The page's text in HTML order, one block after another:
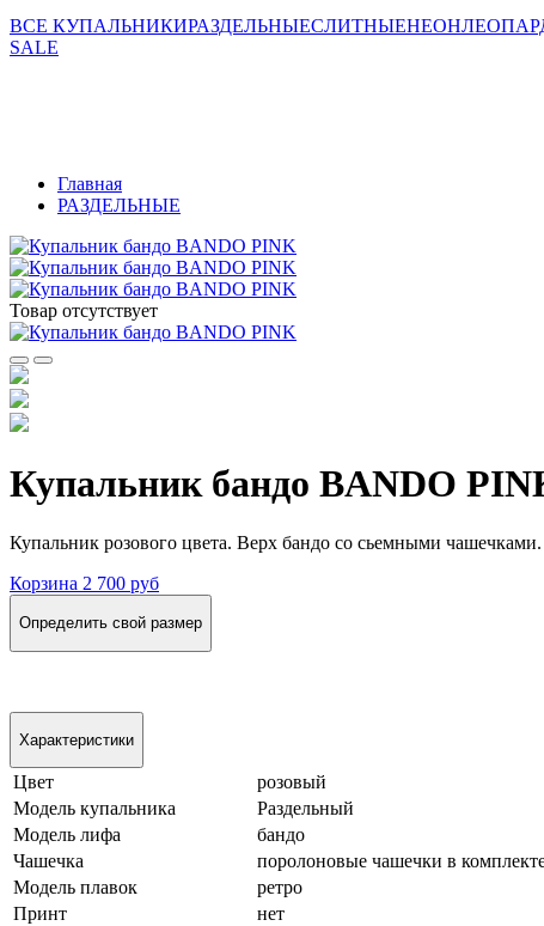
ВСЕ КУПАЛЬНИКИРАЗДЕЛЬНЫЕСЛИТНЫЕНЕОН
SALE
Главная
РАЗДЕЛЬНЫЕ
Товар отсутствует
Купальник бандо BANDO
Купальник розового цвета. Верх бандо со сьемными
Корзина 2 700 руб
Определить свой размер
Характеристики
Цвет
розовый
Модель купальника
Раздельный
Модель лифа
бандо
Чашечка
поролоновые чашечки в
Модель плавок
ретро
Принт
нет